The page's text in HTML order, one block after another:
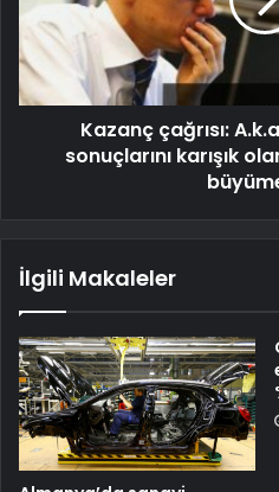
Kazanç çağrısı:
sonuçlarını karışık
İlgili Makaleler